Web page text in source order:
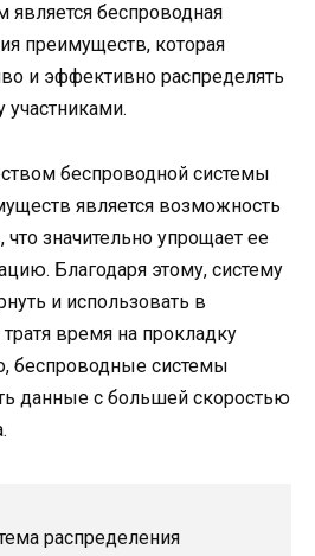
является беспроводная
преимуществ, которая
и эффективно распределять
беспроводной системы
является возможность
значительно упрощает ее
Благодаря этому, систему
и использовать в
время на прокладку
беспроводные системы
данные с большей скоростью
распределения